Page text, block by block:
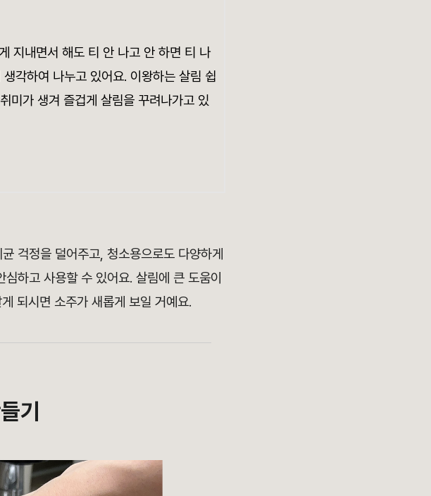
지내면서 해도 티 안 나고 안 하면 티 나
각하여 나누고 있어요. 이왕하는 살림 쉽
미가 생겨 즐겁게 살림을 꾸려나가고 있
걱정을 덜어주고, 청소용으로도 다양하게
하고 사용할 수 있어요. 살림에 큰 도움이
되시면 소주가 새롭게 보일 거예요.
기